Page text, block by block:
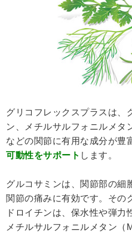
グリコフレックスプラスは、
ン、メチルサルフォニルメタ
などの関節に有用な成分が豊
可動性をサポート します。
グルコサミンは、関節部の細
関節の痛みに有効です。その
ドロイチンは、保水性や弾力
メチルサルフォニルメタン